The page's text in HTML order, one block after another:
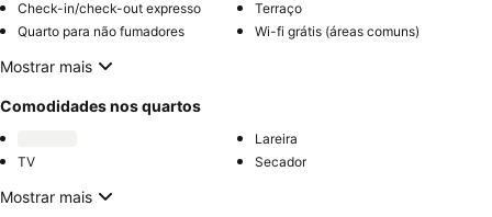
Check-in/check-out expresso
Terraço
Quarto para não fumadores
Wi-fi grátis (áreas comuns)
Mostrar mais
Comodidades nos quartos
Lareira
TV
Secador
Mostrar mais